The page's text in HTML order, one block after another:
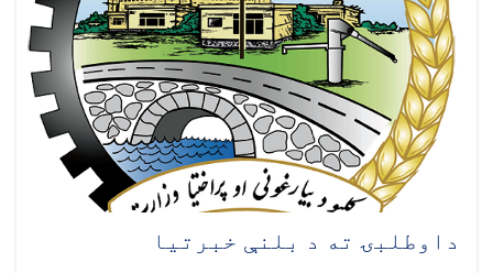
داوطلبۍ ته د بلنې خبرتیا